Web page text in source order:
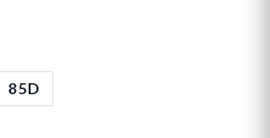
85D